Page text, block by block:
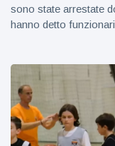
sono state arrestate
hanno detto